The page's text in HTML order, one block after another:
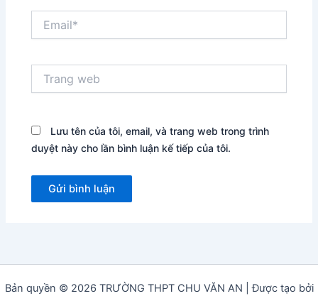
web
Lưu tên của tôi, email, và trang web trong trình
duyệt này cho lần bình luận kế tiếp của tôi.
Bản quyền © 2026 TRƯỜNG THPT CHU VĂN AN | Được tạo bởi